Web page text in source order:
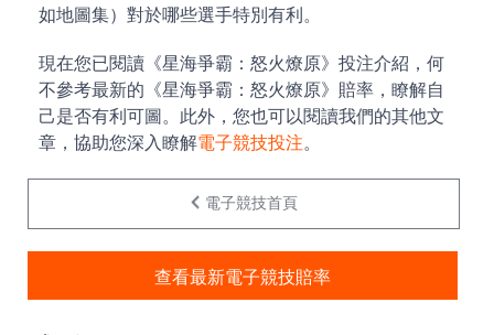
如地圖集）對於哪些選手特別有利。
現在您已閱讀《星海爭霸：怒火燎原》投注介紹，何
不參考最新的《星海爭霸：怒火燎原》賠率，瞭解自
己是否有利可圖。此外，您也可以閱讀我們的其他文
章，協助您深入瞭解電子競技投注。
電子競技首頁
查看最新電子競技賠率